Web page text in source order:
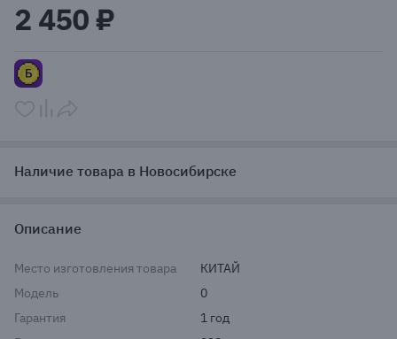
of
2
2 450 ₽
Наличие товара в Новосибирске
Описание
Место изготовления товара
КИТАЙ
Модель
0
Гарантия
1 год